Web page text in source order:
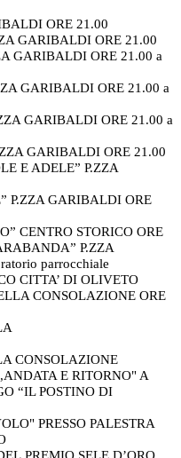
ORE 21.00
GARIBALDI ORE 21.00
GARIBALDI ORE 21.00 a
GARIBALDI ORE 21.00 a
GARIBALDI ORE 21.00 a
GARIBALDI ORE 21.00
E ADELE” P.ZZA
P.ZZA GARIBALDI ORE
CENTRO STORICO ORE
P.ZZA
parrocchiale
CITTA’ DI OLIVETO
CONSOLAZIONE ORE
CONSOLAZIONE
E RITORNO" A
“IL POSTINO DI
PRESSO PALESTRA
PREMIO SELE D’ORO